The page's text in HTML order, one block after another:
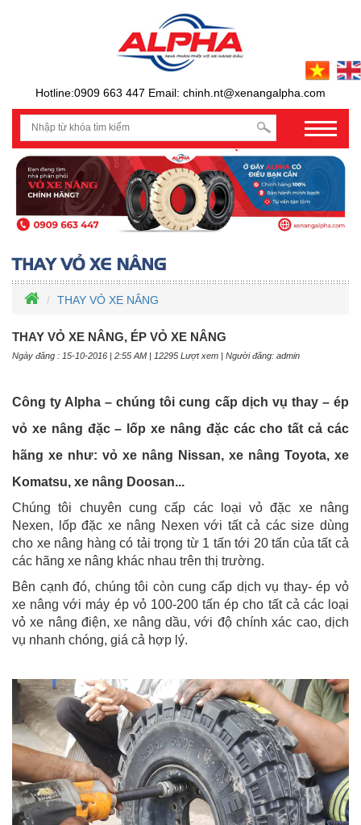
Hotline:0909 663 447 Email: chinh.nt@xenangalpha.com
prev
THAY VỎ XE NÂNG
THAY VỎ XE NÂNG, ÉP VỎ XE NÂNG
Ngày đăng : 15-10-2016 | 2:55 AM | 12295 Lượt xem | Người đăng: admin
Công ty Alpha – chúng tôi cung cấp dịch vụ thay – ép
vỏ xe nâng đặc – lốp xe nâng đặc các cho tất cả các
hãng xe như: vỏ xe nâng Nissan, xe nâng Toyota, xe
Komatsu, xe nâng Doosan...
Chúng tôi chuyên cung cấp các loại vỏ đặc xe nâng
Nexen, lốp đặc xe nâng Nexen với tất cả các size dùng
cho xe nâng hàng có tải trọng từ 1 tấn tới 20 tấn của tất cả
các hãng xe nâng khác nhau trên thị trường.
Bên cạnh đó, chúng tôi còn cung cấp dịch vụ thay- ép vỏ
xe nâng với máy ép vỏ 100-200 tấn ép cho tất cả các loại
vỏ xe nâng điện, xe nâng dầu, với độ chính xác cao, dịch
vụ nhanh chóng, giá cả hợp lý.